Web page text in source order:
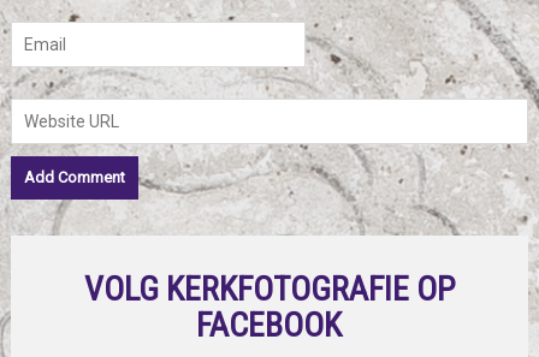
VOLG KERKFOTOGRAFIE OP
FACEBOOK